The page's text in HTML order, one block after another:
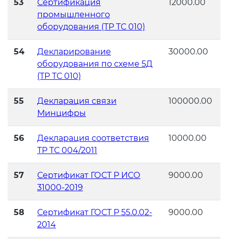
53
Сертификация
промышленного
оборудования (ТР ТС 010)
12000.00
54
Декларирование
оборудования по схеме 5Д
(ТР ТС 010)
30000.00
55
Декларация связи
Минцифры
100000.00
56
Декларация соответствия
ТР ТС 004/2011
10000.00
57
Сертификат ГОСТ Р ИСО
31000-2019
9000.00
58
Сертификат ГОСТ Р 55.0.02-
2014
9000.00